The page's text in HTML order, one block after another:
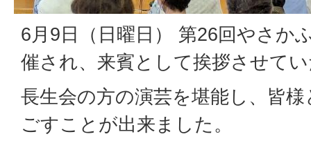
6月9日（日曜日） 第26回やさか
催され、来賓として挨拶させて
長生会の方の演芸を堪能し、皆
ごすことが出来ました。